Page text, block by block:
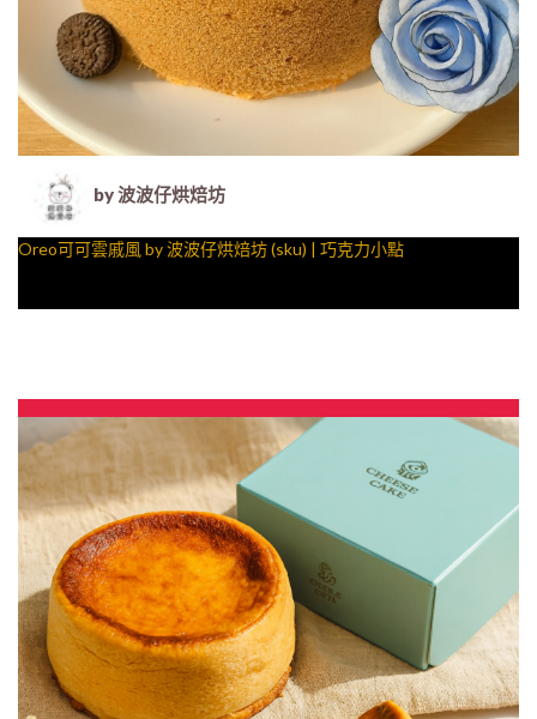
by 波波仔烘焙坊
Oreo可可雲戚風 by 波波仔烘焙坊 (sku) | 巧克力小點